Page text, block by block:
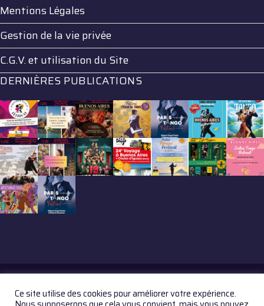
Mentions Légales
Gestion de la vie privée
C.G.V. et utilisation du Site
DERNIÈRES PUBLICATIONS
© GAZZETTA TANGO 2017. All Rights Reserved
Ce site utilise des cookies pour améliorer votre expérience.